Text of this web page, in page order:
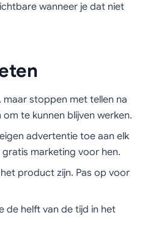
wanneer je dat niet
maar stoppen met tellen na
te kunnen blijven werken.
advertentie toe aan elk
marketing voor hen.
product zijn. Pas op voor
de helft van de tijd in het